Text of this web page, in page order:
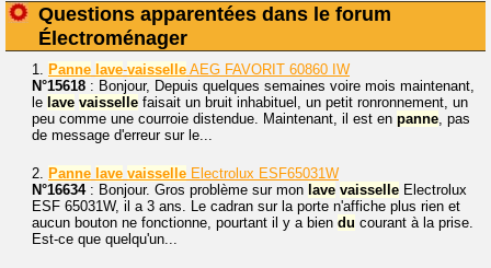
Questions apparentées dans le forum
Électroménager
1. Panne lave-vaisselle AEG FAVORIT 60860 IW
N°15618 : Bonjour, Depuis quelques semaines voire mois maintenant,
le lave vaisselle faisait un bruit inhabituel, un petit ronronnement, un
peu comme une courroie distendue. Maintenant, il est en panne, pas
de message d'erreur sur le...
2. Panne lave vaisselle Electrolux ESF65031W
N°16634: Bonjour. Gros problème sur mon lave vaisselle Electrolux
ESF 65031W, il a 3 ans. Le cadran sur la porte n'affiche plus rien et
aucun bouton ne fonctionne, pourtant il y a bien du courant à la prise.
Est-ce que quelqu'un...